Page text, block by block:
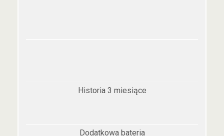
Historia 3 miesiące
Dodatkowa bateria